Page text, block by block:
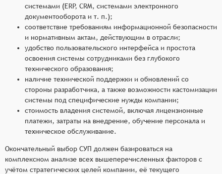
системами (ERP, CRM, системами электронного
документооборота и т. п.);
соответствие требованиям информационной безопасности
и нормативным актам, действующим в отрасли;
удобство пользовательского интерфейса и простота
освоения системы сотрудниками без глубокого
технического образования;
наличие технической поддержки и обновлений со
стороны разработчика, а также возможности кастомизации
системы под специфические нужды компании;
стоимость владения системой, включая лицензионные
платежи, затраты на внедрение, обучение персонала и
техническое обслуживание.
Окончательный выбор СУП должен базироваться на
комплексном анализе всех вышеперечисленных факторов с
учётом стратегических целей компании, её текущего